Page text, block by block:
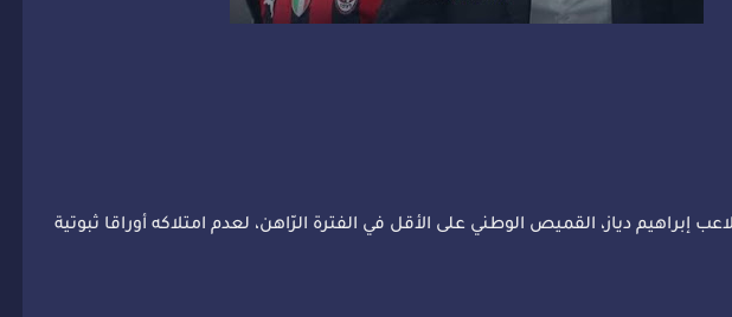
إبراهيم دياز، القميص الوطني على الأقل في الفترة الرّاهن، لعدم امتلاكه أوراقا ثبوتية